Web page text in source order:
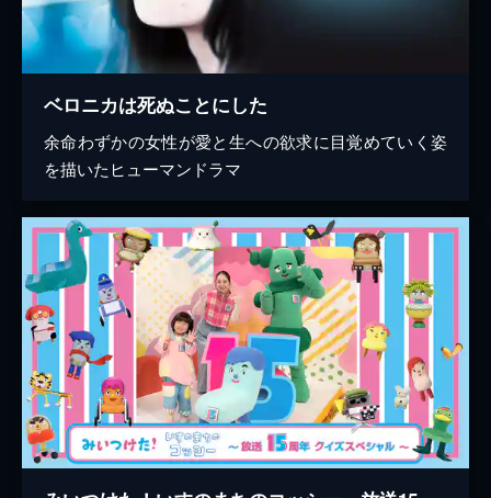
ベロニカは死ぬことにした
余命わずかの女性が愛と生への欲求に目覚めていく姿
を描いたヒューマンドラマ